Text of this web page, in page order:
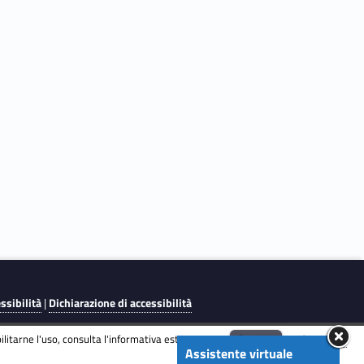
|Dichiarazione di accessibilità
Assistente virtuale
l'uso, consulta l'informativa estesa.ENG Accetta
Informativa